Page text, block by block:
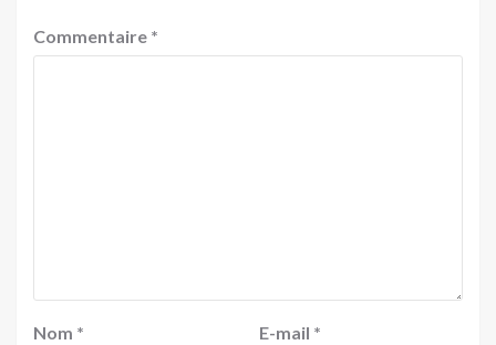
Commentaire *
Nom * E-mail *